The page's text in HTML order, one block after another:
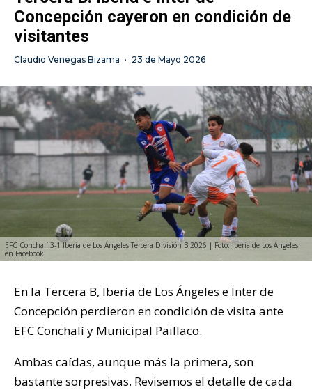
Concepción cayeron en condición de
visitantes
Claudio Venegas Bizama · 23 de Mayo 2026
EFC Conchalí 3-1 Iberia de Los Ángeles Tercera División B 2026 | Foto: Iberia de Los Ángeles
en Facebook
En la Tercera B, Iberia de Los Ángeles e Inter de
Concepción perdieron en condición de visita ante
EFC Conchalí y Municipal Paillaco.
Ambas caídas, aunque más la primera, son
bastante sorpresivas. Revisemos el detalle de cada